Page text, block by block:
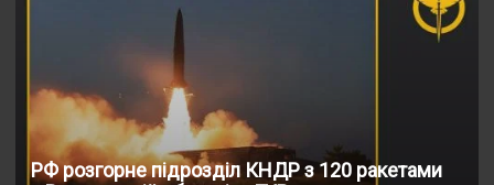
РФ розгорне підрозділ КНДР з 120 ракетами